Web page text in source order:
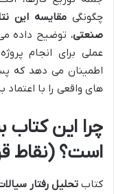
چگونگیمقایسه این
صنعتی، توضیح داده
عملی برای انجام
اطمینان می دهد که
های واقعی را با
چرا این کتاب
است؟ (نقاط
کتابتحلیل رفتار